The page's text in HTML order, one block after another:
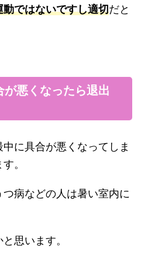
動ではないですし適切だと
悪くなったら退出
に具合が悪くなってしま
。
病などの人は暑い室内に
思います。